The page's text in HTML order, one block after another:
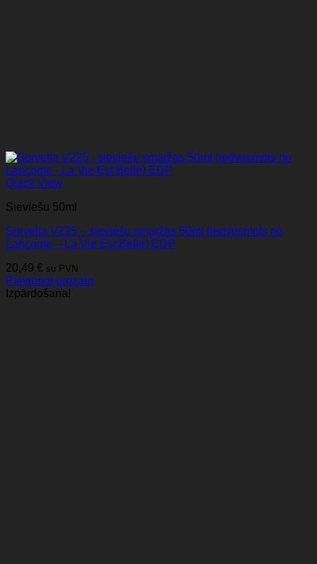
Quick View
Sieviešu 50ml
Sorvella V225 – sieviešu smaržas 50ml (iedvesmots no
Lancome – La Vie Est Belle) EDP
20,49 € su PVN
Pievienot grozam
Izpārdošana!